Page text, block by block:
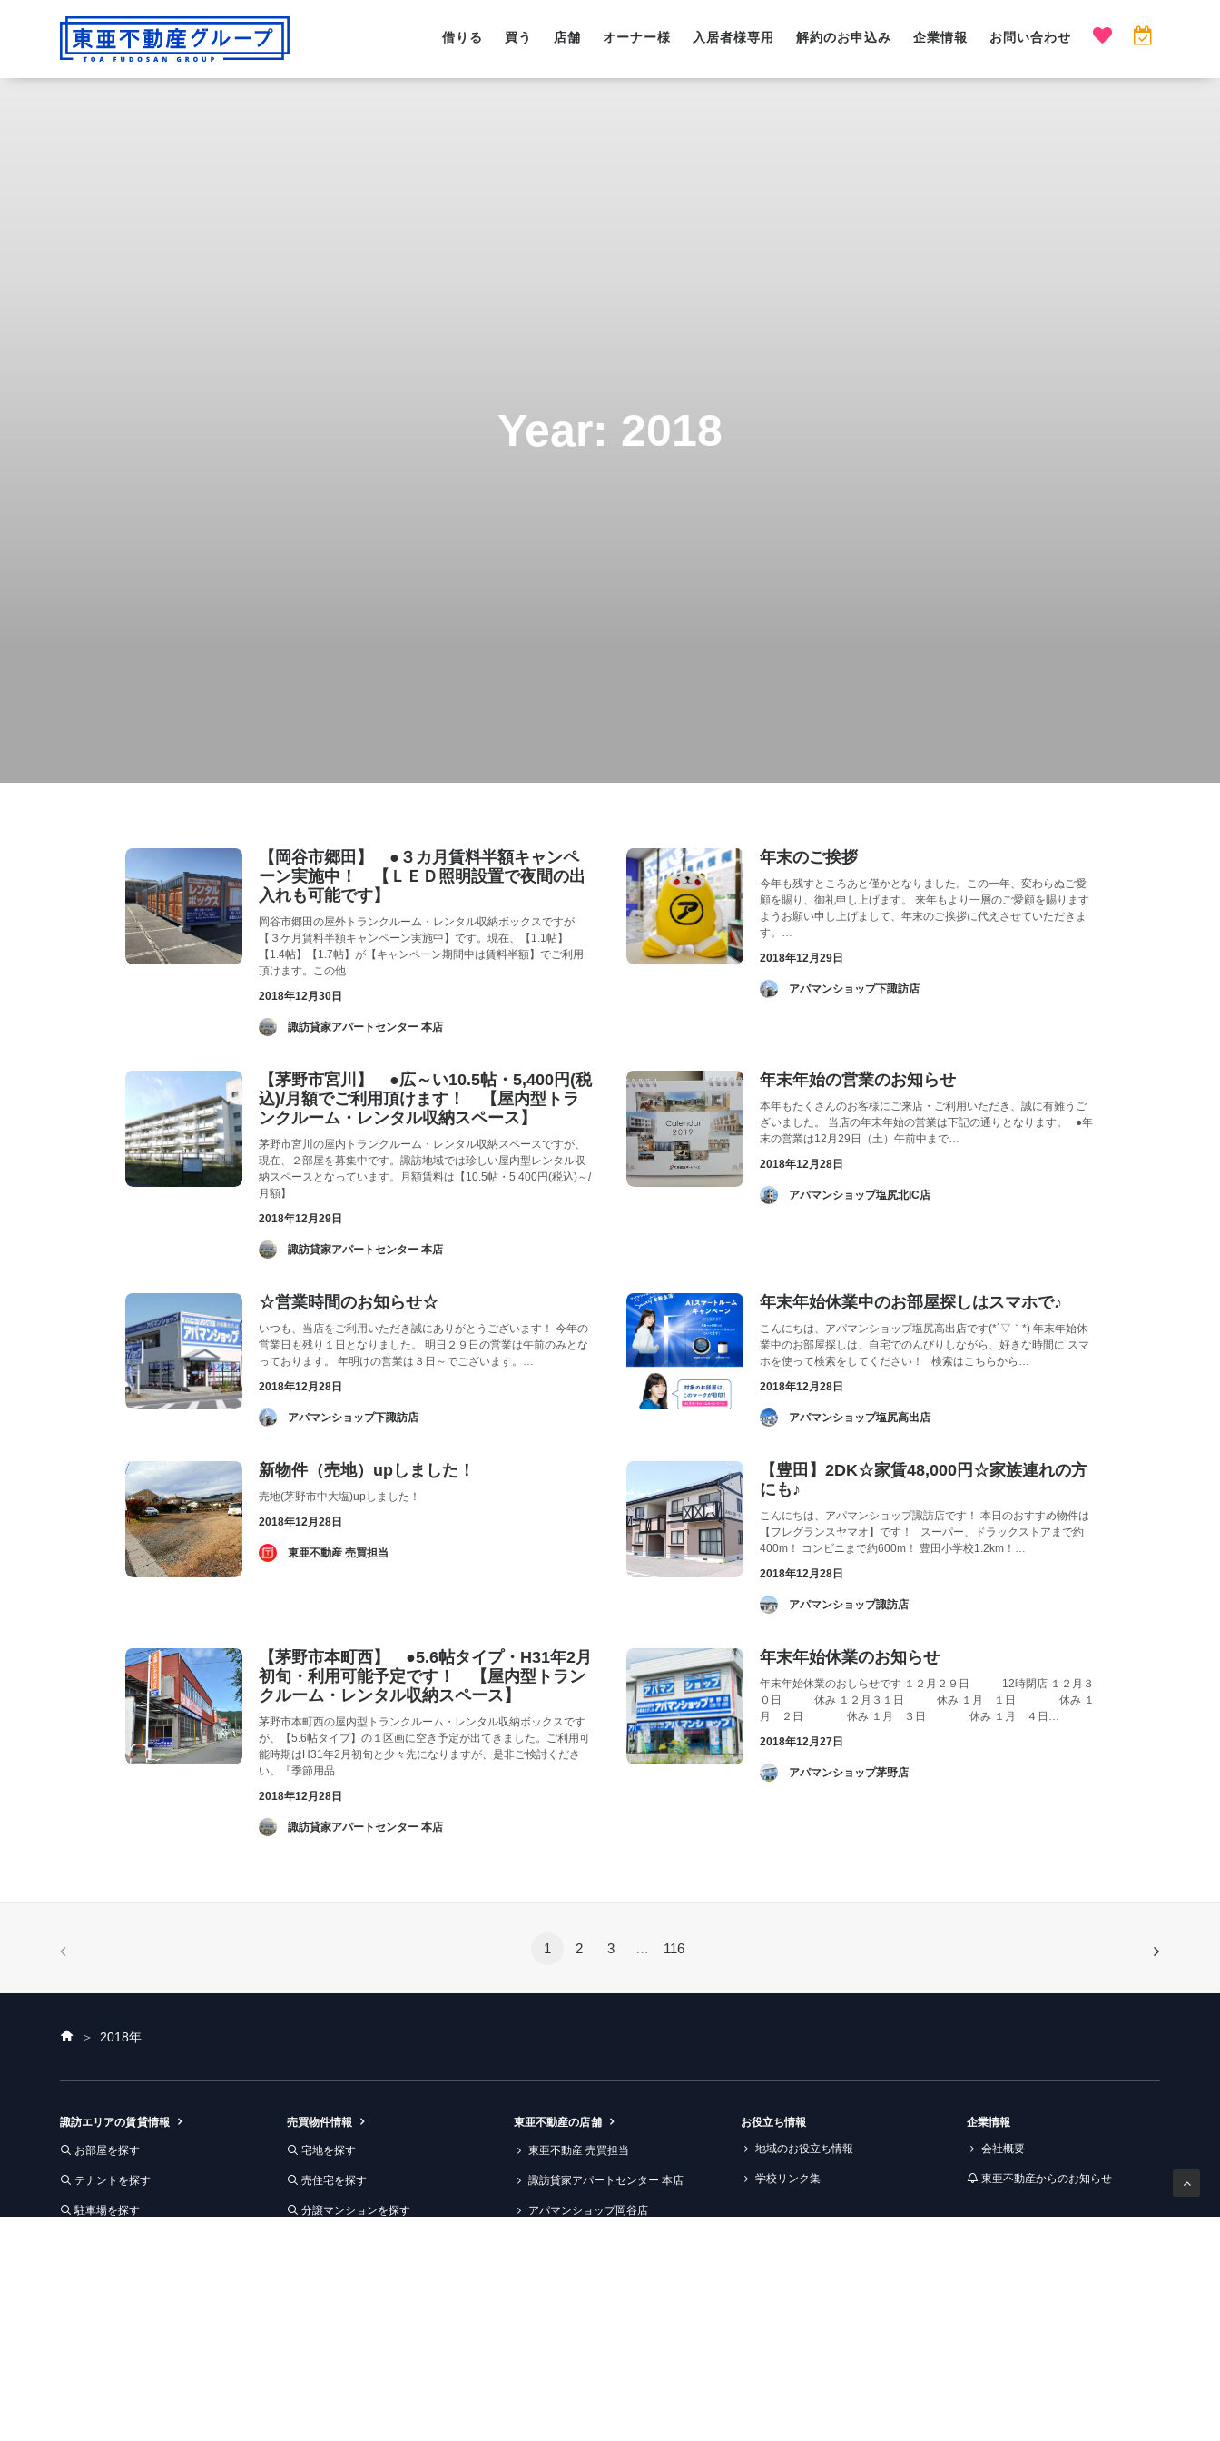
借りる 買う 店舗 オーナー様 入居者様専用 解約のお申込み 企業情報 お問い合わせ
Year: 2018
【岡谷市郷田】 ●３カ月賃料半額キャンペ
ーン実施中！ 【ＬＥＤ照明設置で夜間の出
入れも可能です】
岡谷市郷田の屋外トランクルーム・レンタル収納ボックスですが
【３ケ月賃料半額キャンペーン実施中】です。現在、【1.1帖】
【1.4帖】【1.7帖】が【キャンペーン期間中は賃料半額】でご利用
頂けます。この他
2018年12月30日
­ 諏訪貸家アパートセンター 本店
年末のご挨拶
今年も残すところあと僅かとなりました。この一年、変わらぬご愛
顧を賜り、御礼申し上げます。 来年もより一層のご愛顧を賜ります
ようお願い申し上げまして、年末のご挨拶に代えさせていただきま
す。…
2018年12月29日
­ アパマンショップ下諏訪店
【茅野市宮川】 ●広～い10.5帖・5,400円(税
込)/月額でご利用頂けます！ 【屋内型トラ
ンクルーム・レンタル収納スペース】
茅野市宮川の屋内トランクルーム・レンタル収納スペースですが、
現在、２部屋を募集中です。諏訪地域では珍しい屋内型レンタル収
納スペースとなっています。月額賃料は【10.5帖・5,400円(税込)～/
月額】
2018年12月29日
­ 諏訪貸家アパートセンター 本店
年末年始の営業のお知らせ
本年もたくさんのお客様にご来店・ご利用いただき、誠に有難うご
ざいました。 当店の年末年始の営業は下記の通りとなります。 ●年
末の営業は12月29日（土）午前中まで…
2018年12月28日
­ アパマンショップ塩尻北IC店
☆営業時間のお知らせ☆
いつも、当店をご利用いただき誠にありがとうございます！ 今年の
営業日も残り１日となりました。 明日２９日の営業は午前のみとな
っております。 年明けの営業は３日～でございます。…
2018年12月28日
­ アパマンショップ下諏訪店
年末年始休業中のお部屋探しはスマホで♪
こんにちは、アパマンショップ塩尻高出店です(*´▽｀*) 年末年始休
業中のお部屋探しは、自宅でのんびりしながら、好きな時間に スマ
ホを使って検索をしてください！ 検索はこちらから…
2018年12月28日
­ アパマンショップ塩尻高出店
新物件（売地）upしました！
売地(茅野市中大塩)upしました！
2018年12月28日
­ 東亜不動産 売買担当
【豊田】2DK☆家賃48,000円☆家族連れの方
にも♪
こんにちは、アパマンショップ諏訪店です！ 本日のおすすめ物件は
【フレグランスヤマオ】です！ スーパー、ドラックストアまで約
400m！ コンビニまで約600m！ 豊田小学校1.2km！…
2018年12月28日
­ アパマンショップ諏訪店
【茅野市本町西】 ●5.6帖タイプ・H31年2月
初旬・利用可能予定です！ 【屋内型トラン
クルーム・レンタル収納スペース】
茅野市本町西の屋内型トランクルーム・レンタル収納ボックスです
が、【5.6帖タイプ】の１区画に空き予定が出てきました。ご利用可
能時期はH31年2月初旬と少々先になりますが、是非ご検討くださ
い。『季節用品
2018年12月28日
­ 諏訪貸家アパートセンター 本店
年末年始休業のお知らせ
年末年始休業のおしらせです １２月２９日 12時閉店 １２月３
０日 休み １２月３１日 休み １月 １日 休み １
月 ２日 休み １月 ３日 休み １月 ４日…
2018年12月27日
­ アパマンショップ茅野店
1 2 3 … 116
ホ
ム
2018年
諏訪エリアの賃貸情報
お部屋を探す
テナントを探す
駐車場を探す
売買物件情報
宅地を探す
売住宅を探す
分譲マンションを探す
東亜不動産の店舗
東亜不動産 売買担当
諏訪貸家アパートセンター 本店
アパマンショップ岡谷店
お役立ち情報
地域のお役立ち情報
学校リンク集
企業情報
会社概要
東亜不動産からのお知らせ